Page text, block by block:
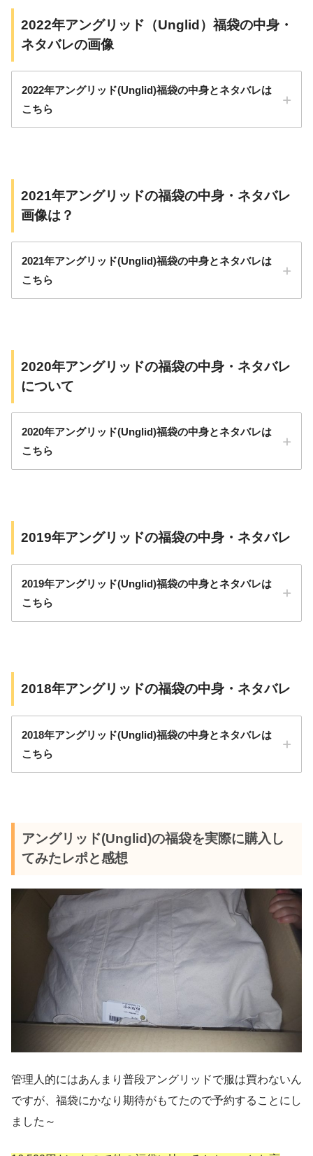
2022年アングリッド（Unglid）福袋の中身・
ネタバレの画像
2022年アングリッド(Unglid)福袋の中身とネタバレは
こちら
総額：約44,000円
ケーブルニット
キャミワンピース
2021年アングリッドの福袋の中身・ネタバレ
画像は？
2021年アングリッド(Unglid)福袋の中身とネタバレは
こちら
14,520円
ワンピース
ニット
バッグ
2020年アングリッドの福袋の中身・ネタバレ
について
2020年アングリッド(Unglid)福袋の中身とネタバレは
こちら
サイズはフリーサイズ
2019年アングリッドの福袋の中身・ネタバレ
2019年アングリッド(Unglid)福袋の中身とネタバレは
こちら
2018年アングリッドの福袋の中身・ネタバレ
2018年アングリッド(Unglid)福袋の中身とネタバレは
こちら
アングリッド(Unglid)の福袋を実際に購入し
てみたレポと感想
管理人的にはあんまり普段アングリッドで服は買わないん
ですが、福袋にかなり期待がもてたので予約することにし
ました～